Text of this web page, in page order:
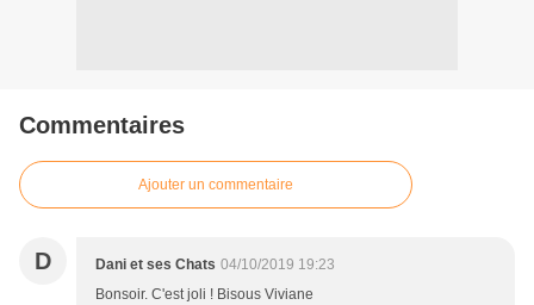
Commentaires
Ajouter un commentaire
D Dani et ses Chats 04/10/2019 19:23
Bonsoir. C'est joli ! Bisous Viviane